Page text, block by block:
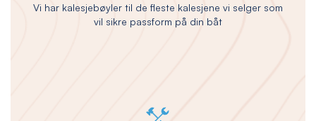
Vi har kalesjebøyler til de fleste kalesjene vi selger som
vil sikre passform på din båt